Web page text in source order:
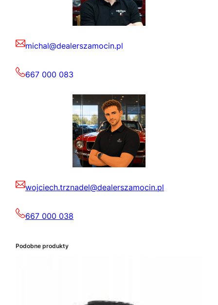
michal@dealerszamocin.pl
667 000 083
wojciech.trznadel@dealerszamocin.pl
667 000 038
Podobne produkty